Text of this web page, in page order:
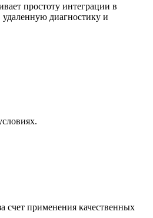
простоту интеграции в
диагностику и
счет применения качественных